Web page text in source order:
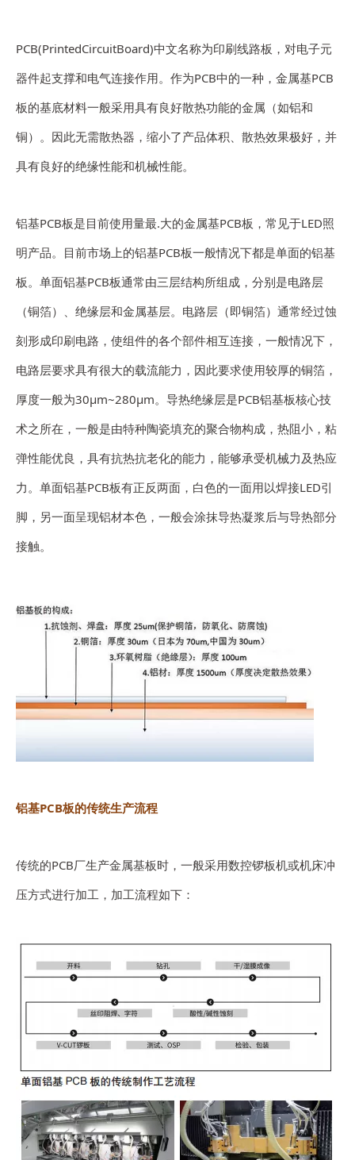
PCB(PrintedCircuitBoard)中文名称为印刷线路板，对电子元
器件起支撑和电气连接作用。作为PCB中的一种，金属基PCB
板的基底材料一般采用具有良好散热功能的金属（如铝和
铜）。因此无需散热器，缩小了产品体积、散热效果极好，并
具有良好的绝缘性能和机械性能。
铝基PCB板是目前使用量最.大的金属基PCB板，常见于LED照
明产品。目前市场上的铝基PCB板一般情况下都是单面的铝基
板。单面铝基PCB板通常由三层结构所组成，分别是电路层
（铜箔）、绝缘层和金属基层。电路层（即铜箔）通常经过蚀
刻形成印刷电路，使组件的各个部件相互连接，一般情况下，
电路层要求具有很大的载流能力，因此要求使用较厚的铜箔，
厚度一般为30μm~280μm。导热绝缘层是PCB铝基板核心技
术之所在，一般是由特种陶瓷填充的聚合物构成，热阻小，粘
弹性能优良，具有抗热抗老化的能力，能够承受机械力及热应
力。单面铝基PCB板有正反两面，白色的一面用以焊接LED引
脚，另一面呈现铝材本色，一般会涂抹导热凝浆后与导热部分
接触。
铝基PCB板的传统生产流程
传统的PCB厂生产金属基板时，一般采用数控锣板机或机床冲
压方式进行加工，加工流程如下：